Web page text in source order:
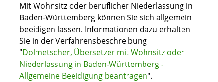
Mit Wohnsitz oder beruflicher Niederlassung in
Baden-Württemberg können Sie sich allgemein
beeidigen lassen. Informationen dazu erhalten
Sie in der Verfahrensbeschreibung
"Dolmetscher, Übersetzer mit Wohnsitz oder
Niederlassung in Baden-Württemberg -
Allgemeine Beeidigung beantragen".